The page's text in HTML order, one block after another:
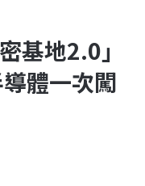
基地2.0」
體一次闖